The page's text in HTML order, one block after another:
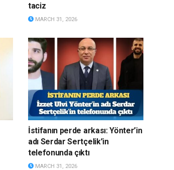
taciz
MARCH 31, 2026
İstifanın perde arkası: Yönter’in
adı Serdar Sertçelik’in
telefonunda çıktı
MARCH 31, 2026